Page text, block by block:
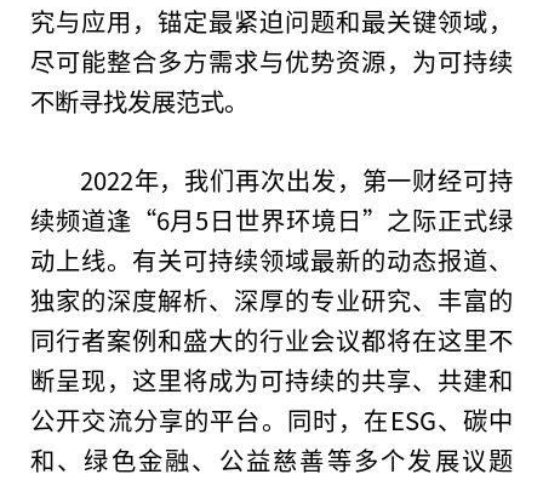
究与应用，锚定最紧迫问题和最关键领域，
尽可能整合多方需求与优势资源，为可持续
不断寻找发展范式。
2022年，我们再次出发，第一财经可持
续频道逢“6月5日世界环境日”之际正式绿
动上线。有关可持续领域最新的动态报道、
独家的深度解析、深厚的专业研究、丰富的
同行者案例和盛大的行业会议都将在这里不
断呈现，这里将成为可持续的共享、共建和
公开交流分享的平台。同时，在ESG、碳中
和、绿色金融、公益慈善等多个发展议题